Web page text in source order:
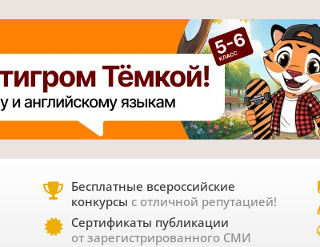
Бесплатные всероссийские
конкурсы с отличной репутацией!
Сертификаты публикации
от зарегистрированного СМИ